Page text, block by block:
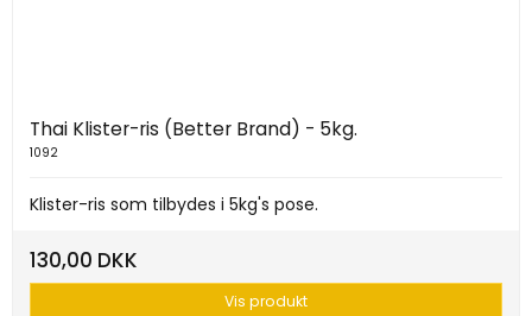
Thai Klister-ris (Better Brand) - 5kg.
1092
Klister-ris som tilbydes i 5kg's pose.
130,00 DKK
Vis produkt